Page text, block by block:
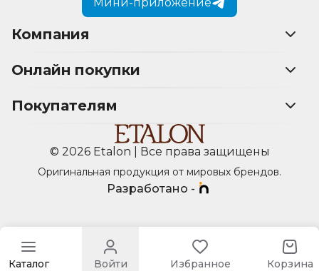
Компания
Онлайн покупки
Покупателям
© 2026 Etalon | Все права защищены
Оригинальная продукция от мировых брендов.
Разработано -
Каталог Войти Избранное Корзина